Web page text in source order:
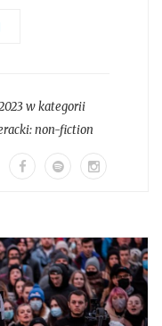
w kategorii
non-fiction